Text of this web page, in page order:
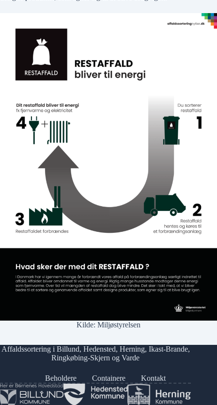
Kilde: Miljøstyrelsen
Affaldssortering i Billund, Hedensted, Herning, Ikast-Brande,
Ringkøbing-Skjern ogVarde
Beholdere Containere Kontakt